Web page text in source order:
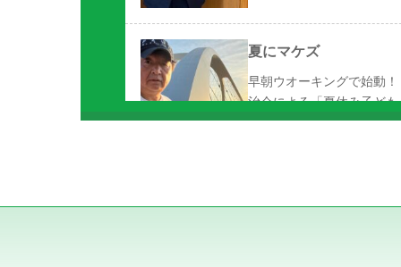
夏にマケズ
早朝ウオーキングで始動
治会による「夏休み子ど
が地域の子どもたちのた